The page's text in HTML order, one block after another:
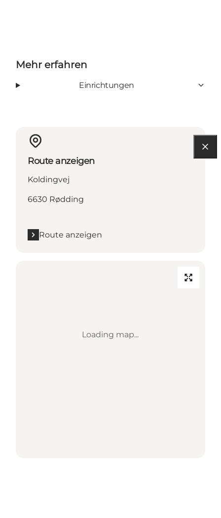
Mehr erfahren
Einrichtungen
Route anzeigen
Koldingvej
6630 Rødding
Route anzeigen
Loading map...